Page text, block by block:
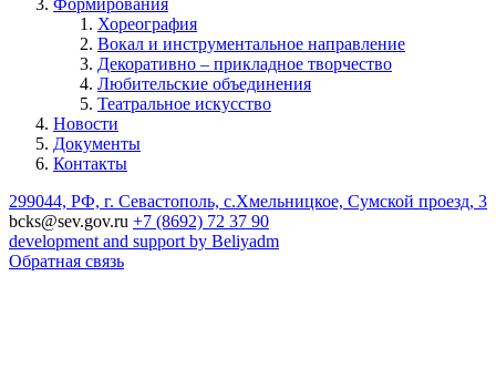
Формирования
Хореография
Вокал и инструментальное направление
Декоративно – прикладное творчество
Любительские объединения
Театральное искусство
Новости
Документы
Контакты
299044, РФ, г. Севастополь, с.Хмельницкое, Сумской проезд, 3
bcks@sev.gov.ru +7 (8692) 72 37 90
development and support by Beliyadm
Обратная связь